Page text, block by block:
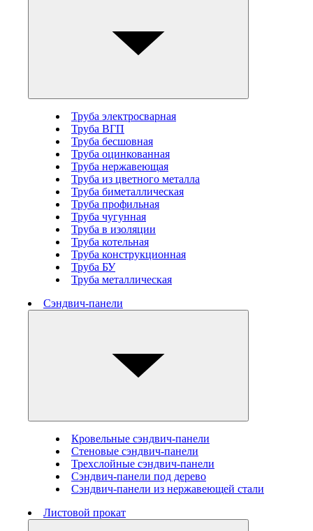
Труба электросварная
Труба ВГП
Труба бесшовная
Труба оцинкованная
Труба нержавеющая
Труба из цветного металла
Труба биметаллическая
Труба профильная
Труба чугунная
Труба в изоляции
Труба котельная
Труба конструкционная
Труба БУ
Труба металлическая
Сэндвич-панели
Кровельные сэндвич-панели
Стеновые cэндвич-панели
Трехслойные сэндвич-панели
Сэндвич-панели под дерево
Сэндвич-панели из нержавеющей стали
Листовой прокат